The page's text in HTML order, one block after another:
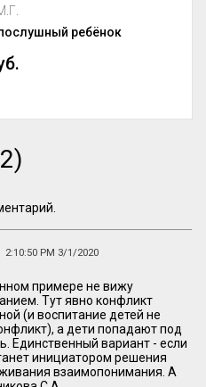
ребёнок
2:10:50 PM 3/1/2020
примере не вижу
Тут явно конфликт
(и воспитание детей не
а дети попадают под
Единственный вариант - если
инициатором решения
взаимопонимания. А